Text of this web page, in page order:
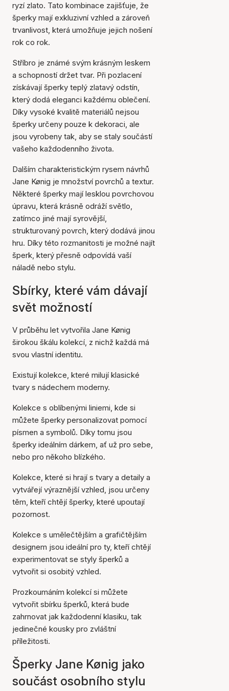
ryzí zlato. Tato kombinace zajišťuje, že
šperky mají exkluzivní vzhled a zároveň
trvanlivost, která umožňuje jejich nošení
rok co rok.
Stříbro je známé svým krásným leskem
a schopností držet tvar. Při pozlacení
získávají šperky teplý zlatavý odstín,
který dodá eleganci každému oblečení.
Díky vysoké kvalitě materiálů nejsou
šperky určeny pouze k dekoraci, ale
jsou vyrobeny tak, aby se staly součástí
vašeho každodenního života.
Dalším charakteristickým rysem návrhů
Jane Kønig je množství povrchů a textur.
Některé šperky mají lesklou povrchovou
úpravu, která krásně odráží světlo,
zatímco jiné mají syrovější,
strukturovaný povrch, který dodává jinou
hru. Díky této rozmanitosti je možné najít
šperk, který přesně odpovídá vaší
náladě nebo stylu.
Sbírky, které vám dávají
svět možností
V průběhu let vytvořila Jane Kønig
širokou škálu kolekcí, z nichž každá má
svou vlastní identitu.
Existují kolekce, které milují klasické
tvary s nádechem moderny.
Kolekce s oblíbenými liniemi, kde si
můžete šperky personalizovat pomocí
písmen a symbolů. Díky tomu jsou
šperky ideálním dárkem, ať už pro sebe,
nebo pro někoho blízkého.
Kolekce, které si hrají s tvary a detaily a
vytvářejí výraznější vzhled, jsou určeny
těm, kteří chtějí šperky, které upoutají
pozornost.
Kolekce s umělečtějším a grafičtějším
designem jsou ideální pro ty, kteří chtějí
experimentovat se styly šperků a
vytvořit si osobitý vzhled.
Prozkoumáním kolekcí si můžete
vytvořit sbírku šperků, která bude
zahrnovat jak každodenní klasiku, tak
jedinečné kousky pro zvláštní
příležitosti.
Šperky Jane Kønig jako
součást osobního stylu